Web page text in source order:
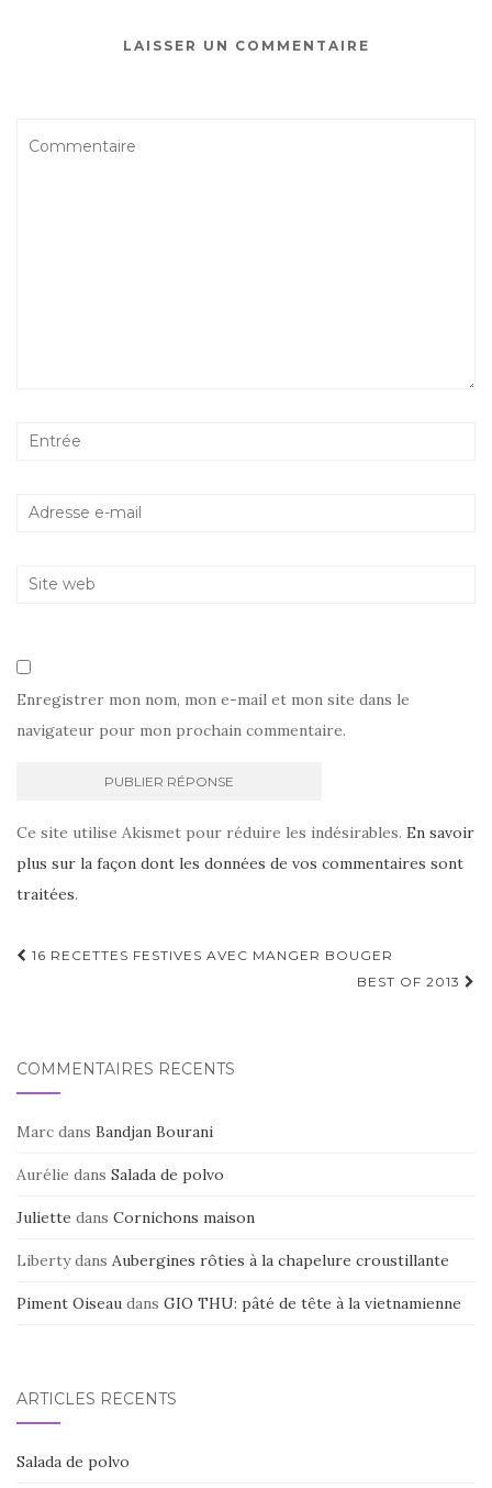
LAISSER UN COMMENTAIRE
Enregistrer mon nom, mon e-mail et mon site dans le
navigateur pour mon prochain commentaire.
Ce site utilise Akismet pour réduire les indésirables. En savoir
plus sur la façon dont les données de vos commentaires sont
traitées.
Navigation
16 RECETTES FESTIVES AVEC MANGER BOUGER
BEST OF 2013
COMMENTAIRES RÉCENTS
Marc dans Bandjan Bourani
Aurélie dans Salada de polvo
Juliette dans Cornichons maison
Libertydans Aubergines rôties à la chapelure croustillante
Piment Oiseau dans GIO THU: pâté de tête à la vietnamienne
ARTICLES RÉCENTS
Salada de polvo